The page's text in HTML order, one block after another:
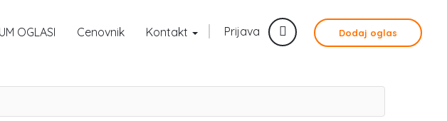
Prijava Dodaj oglas
OGLASI Cenovnik Kontakt